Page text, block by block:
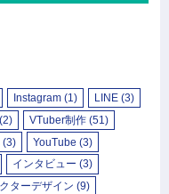
Instagram (1) LINE (3)
(2) VTuber制作 (51)
(3) YouTube (3)
インタビュー (3)
ターデザイン (9)